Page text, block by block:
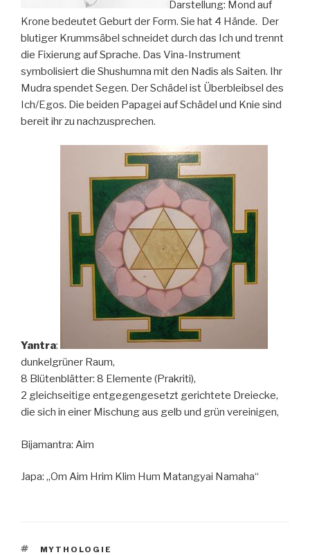
Darstellung: Mond auf
Krone bedeutet Geburt der Form. Sie hat 4 Hände. Der
blutiger Krummsäbel schneidet durch das Ich und trennt
die Fixierung auf Sprache. Das Vina-Instrument
symbolisiert die Shushumna mit den Nadis als Saiten. Ihr
Mudra spendet Segen. Der Schädel ist Überbleibsel des
Ich/Egos. Die beiden Papagei auf Schädel und Knie sind
bereit ihr zu nachzusprechen.
Yantra:
dunkelgrüner Raum,
8 Blütenblätter: 8 Elemente (Prakriti),
2 gleichseitige entgegengesetzt gerichtete Dreiecke,
die sich in einer Mischung aus gelb und grün vereinigen,
Bijamantra: Aim
Japa: „Om Aim Hrim Klim Hum Matangyai Namaha“
SCHLAGWÖRTER
MYTHOLOGIE